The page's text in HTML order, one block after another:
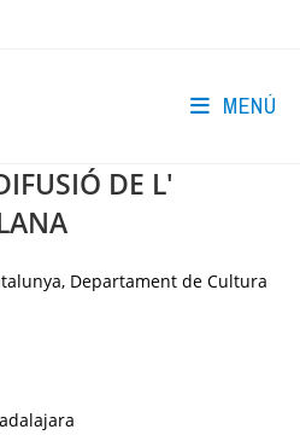
MENÚ
DE L'
Departament de Cultura